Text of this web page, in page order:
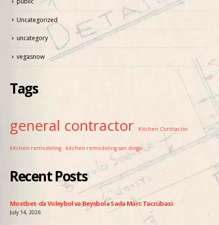
Uncategorized
uncategory
vegasnow
Tags
general contractor Kitchen Contractor
kitchen remodeling kitchen remodeling san diego
Recent Posts
Mostbet-də Voleybol və Beysbola Sadə Mərc Təcrübəsi
July 14, 2026